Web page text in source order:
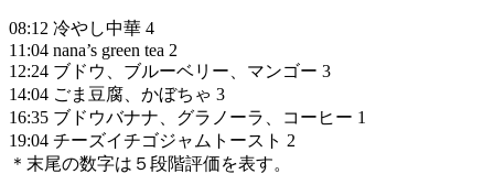
08:12 冷やし中華 4
11:04 nana’s green tea 2
12:24 ブドウ、ブルーベリー、マンゴー 3
14:04 ごま豆腐、かぼちゃ 3
16:35 ブドウバナナ、グラノーラ、コーヒー 1
19:04 チーズイチゴジャムトースト 2
＊末尾の数字は５段階評価を表す。